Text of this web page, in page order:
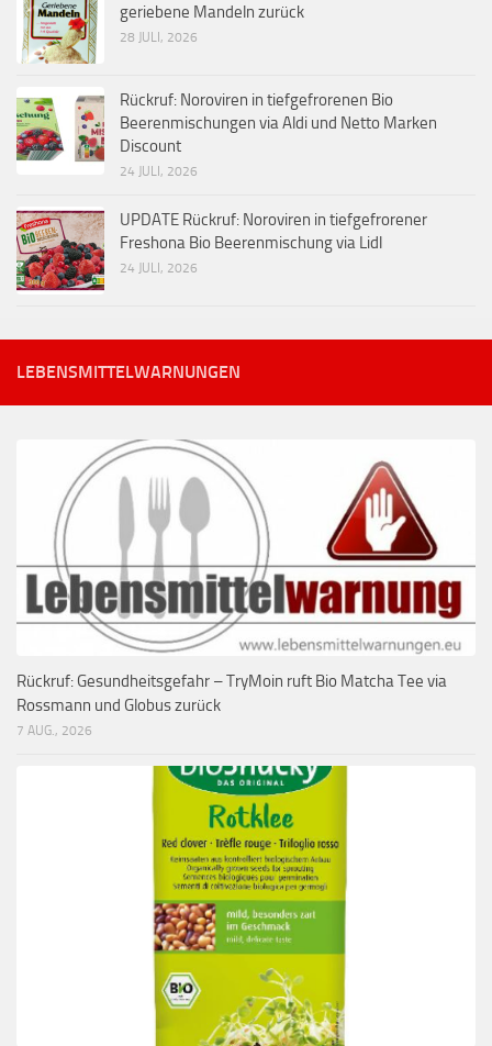
geriebene Mandeln zurück
28 JULI, 2026
Rückruf: Noroviren in tiefgefrorenen Bio
Beerenmischungen via Aldi und Netto Marken
Discount
24 JULI, 2026
UPDATE Rückruf: Noroviren in tiefgefrorener
Freshona Bio Beerenmischung via Lidl
24 JULI, 2026
LEBENSMITTELWARNUNGEN
Rückruf: Gesundheitsgefahr – TryMoin ruft Bio Matcha Tee via
Rossmann und Globus zurück
7 AUG., 2026